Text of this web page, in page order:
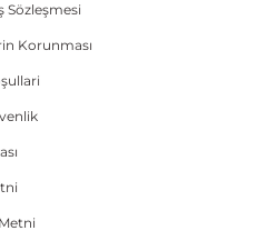
Sözleşmesi
Korunması